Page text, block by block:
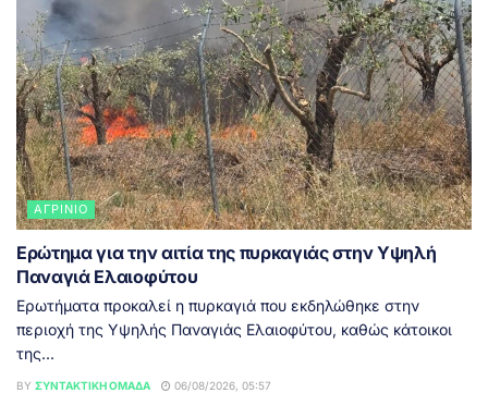
ΑΓΡΊΝΙΟ
Ερώτημα για την αιτία της πυρκαγιάς στην Υψηλή
Παναγιά Ελαιοφύτου
Ερωτήματα προκαλεί η πυρκαγιά που εκδηλώθηκε στην
περιοχή της Υψηλής Παναγιάς Ελαιοφύτου, καθώς κάτοικοι
της...
BY ΣΥΝΤΑΚΤΙΚΉ ΟΜΆΔΑ 06/08/2026, 05:57